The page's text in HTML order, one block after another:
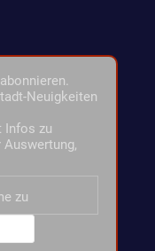
abonnieren.
Neuigkeiten
Infos zu
zu